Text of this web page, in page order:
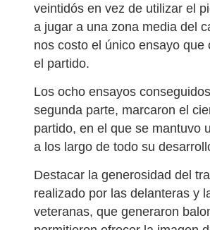
veintidós en vez de utilizar el
a jugar a una zona media del
nos costo el único ensayo que
el partido.
Los ocho ensayos
segunda parte, marcaron el
partido, en el que se mantuvo
a los largo de todo su
Destacar la generosidad del
realizado por las delanteras y
veteranas, que generaron